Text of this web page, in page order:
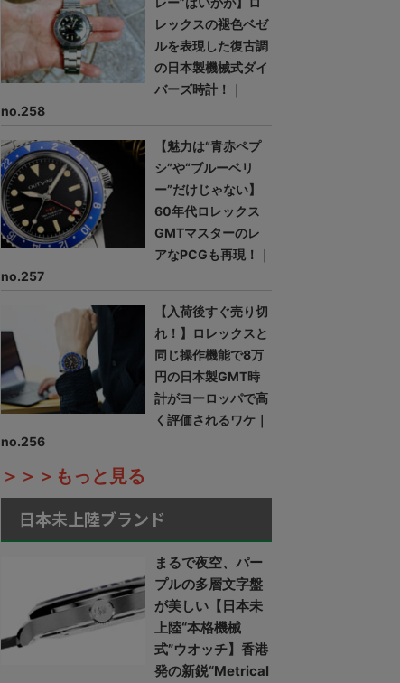
レックスの褪色ベゼ
ルを表現した復古調
の日本製機械式ダイ
バーズ時計！｜
no.258
【魅力は“青赤ペプ
シ”や“ブルーベリ
ー”だけじゃない】
60年代ロレックス
GMTマスターのレ
アなPCGも再現！｜
no.257
【入荷後すぐ売り切
れ！】ロレックスと
同じ操作機能で8万
円の日本製GMT時
計がヨーロッパで高
く評価されるワケ｜
no.256
＞＞＞もっと見る
日本未上陸ブランド
まるで夜空、パー
プルの多層文字盤
が美しい【日本未
上陸“本格機械
式”ウオッチ】香港
発の新鋭“Metrical